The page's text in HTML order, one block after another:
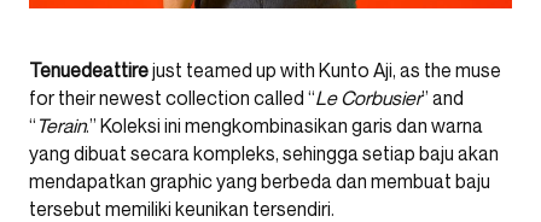
Tenuedeattirejust teamed up with Kunto Aji, as the muse
for their newest collection called “Le Corbusier” and
“ Terain.” Koleksi ini mengkombinasikan garis dan warna
yang dibuat secara kompleks, sehingga setiap baju akan
mendapatkan graphic yang berbeda dan membuat baju
tersebut memiliki keunikan tersendiri.